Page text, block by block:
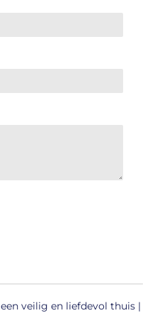
een veilig en liefdevol thuis |